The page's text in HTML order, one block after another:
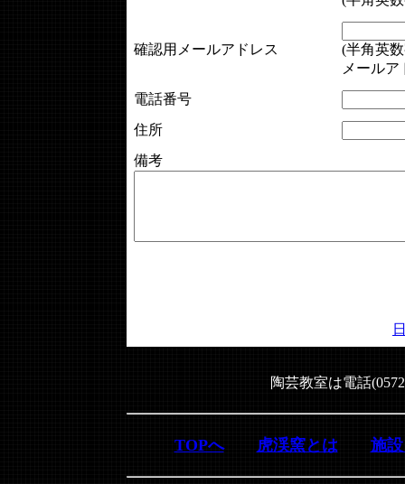
確認用メールアドレス
(半角英
メール
電話番号
住所
備考
陶芸教室は電話
TOPへ 虎渓窯とは 施